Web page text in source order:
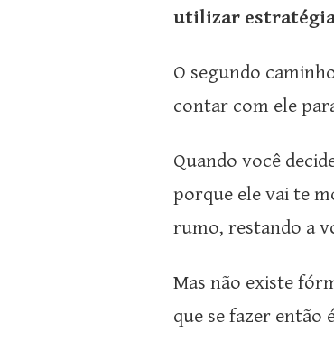
utilizar
O segundo
contar com ele
Quando você
porque ele vai te
rumo, restando a
Mas não existe
que se fazer então